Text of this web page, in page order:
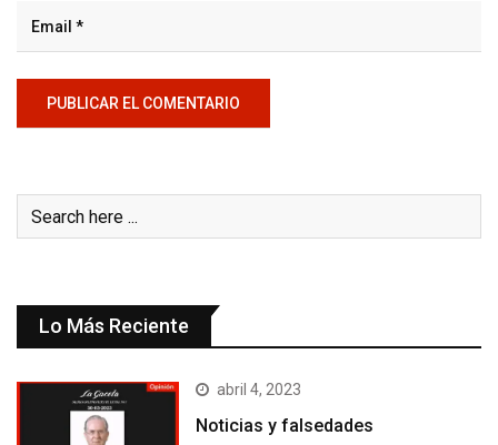
Lo Más Reciente
abril 4, 2023
Noticias y falsedades